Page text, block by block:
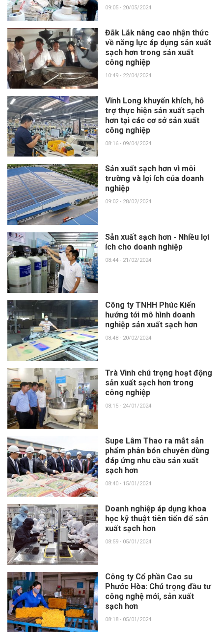
09:05 - 20/05/2024
Đắk Lắk nâng cao nhận thức
về năng lực áp dụng sản xuất
sạch hơn trong sản xuất
công nghiệp
10:49 - 22/04/2024
Vĩnh Long khuyến khích, hỗ
trợ thực hiện sản xuất sạch
hơn tại các cơ sở sản xuất
công nghiệp
08:16 - 09/04/2024
Sản xuất sạch hơn vì môi
trường và lợi ích của doanh
nghiệp
09:02 - 28/02/2024
Sản xuất sạch hơn - Nhiều lợi
ích cho doanh nghiệp
08:44 - 21/02/2024
Công ty TNHH Phúc Kiến
hướng tới mô hình doanh
nghiệp sản xuất sạch hơn
08:48 - 20/02/2024
Trà Vinh chú trọng hoạt động
sản xuất sạch hơn trong
công nghiệp
08:15 - 24/01/2024
Supe Lâm Thao ra mắt sản
phẩm phân bón chuyên dùng
đáp ứng nhu cầu sản xuất
sạch hơn
08:40 - 15/01/2024
Doanh nghiệp áp dụng khoa
học kỹ thuật tiên tiến để sản
xuất sạch hơn
08:59 - 05/01/2024
Công ty Cổ phần Cao su
Phước Hòa: Chú trọng đầu tư
công nghệ mới, sản xuất
sạch hơn
08:18 - 05/01/2024